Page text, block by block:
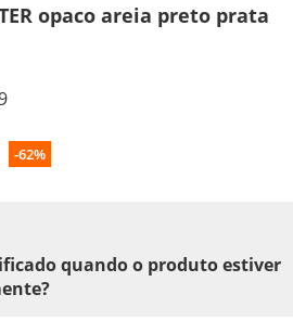
opaco areia preto prata
-62%
quando o produto estiver